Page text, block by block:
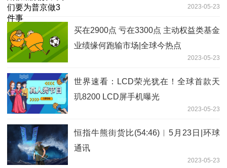
2023-05-23
买在2900点 亏在3300点 主动权益类基金
业绩缘何跑输市场|全球今热点
2023-05-23
世界速看：LCD荣光犹在！全球首款天
玑8200 LCD屏手机曝光
2023-05-23
恒指牛熊街货比(54:46)︱5月23日|环球
通讯
2023-05-23